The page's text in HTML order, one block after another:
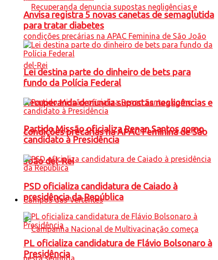
Recuperanda denuncia supostas negligências e
condições precárias na APAC Feminina de São
João del-Rei
Campos das Vertentes
Anvisa registra 5 novas canetas de semaglutida
para tratar diabetes
Lei destina parte do dinheiro de bets para
fundo da Polícia Federal
Partido Missão oficializa Renan Santos como
candidato à Presidência
PSD oficializa candidatura de Caiado à
presidência da República
PL oficializa candidatura de Flávio Bolsonaro à
Presidência